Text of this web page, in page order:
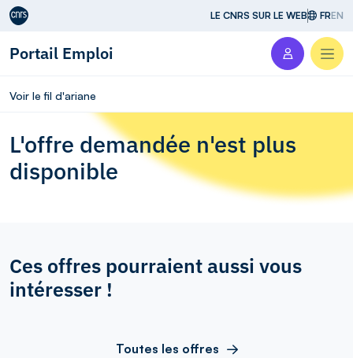
Aller au contenu LE CNRS SUR LE WEB FREN
Portail Emploi
Voir le fil d'ariane
L'offre demandée n'est plus
disponible
Ces offres pourraient aussi vous
intéresser !
Toutes les offres